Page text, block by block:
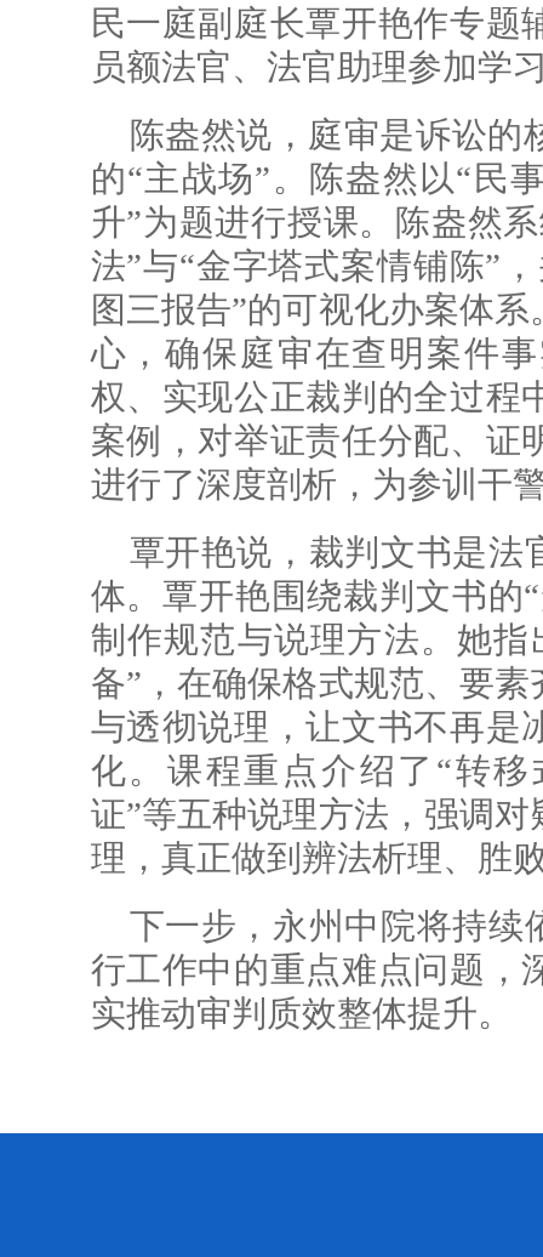
民一庭副庭长覃开艳作专题
员额法官、法官助理参加学
陈盎然说， 庭审是诉讼的
的“主战场”。陈盎然以“民
升”为题进行授课。陈盎然
法”与“金字塔式案情铺陈”
图三报告”的可视化办案体
心，确保庭审在查明案件
权、实现公正裁判的全过程
案例，对举证责任分配、证
进行了深度剖析，为参训干
覃开艳说， 裁判文书是法
体。覃开艳围绕裁判文书的
制作规范与说理方法。她
备”，在确保格式规范、要
与透彻说理，让文书不再是
化。课程重点介绍了“转移
证”等五种说理方法，强调
理，真正做到辨法析理、胜
下一步，永州中院将持续
行工作中的重点难点问题，
实推动审判质效整体提升。